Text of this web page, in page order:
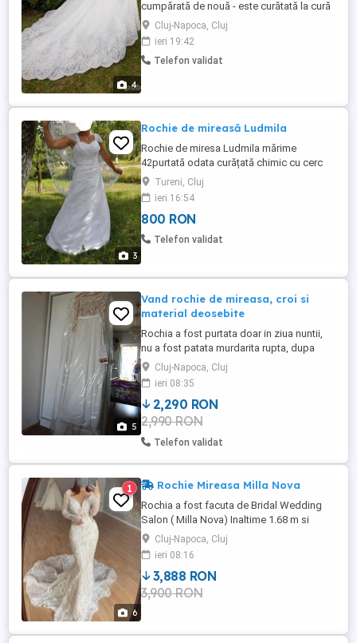
4
cumpărată de nouă - este curătată la cură
ătorie profesională. - model aparte,
modern din materiale de înaltă calitate - se
vinde cu cercuri, voal i diademă păr - se
încadrează la mărimile M, L i XL Pentru mai
Cluj-Napoca, Cluj
ieri 19:42
Telefon validat
3
Rochie de mireasă Ludmila
Rochie de miresa Ludmila mărime
42purtată odata curățată chimic cu cerc
stare fff bună.800 lei cu voal coronită și
săculeț bonus pentru detali sunați la nr tel
Tureni, Cluj
ieri 16:54
800 RON
Telefon validat
5
Vand rochie de mireasa, croi si
material deosebite
Rochia a fost purtata doar in ziua nuntii,
nu a fost patata murdarita rupta, dupa
care totusi a fost dusa la o curatatorie
specializata. Se prezinta in conditii foarte
bune. Cadou voalul din ultima poza.
Mireasa care a purtat-o are 1,78 m
inaltime, constitutie atletica. Se da cu
proba, nu trimit aiurea ...
Cluj-Napoca, Cluj
ieri 08:35
2,290 RON
2,990 RON
Telefon validat
6
1 Rochie Mireasa Milla Nova
Rochia a fost facuta de Bridal Wedding
Salon ( Milla Nova) Inaltime 1.68 m si
aproximativ 58 kg Rochia a fost purtata o
singura data Este curatata profesional si
arata in Perfecta Stare Pretul de achizitie a
fost 9000 Ron
Cluj-Napoca, Cluj
ieri 08:16
3,888 RON
3,900 RON